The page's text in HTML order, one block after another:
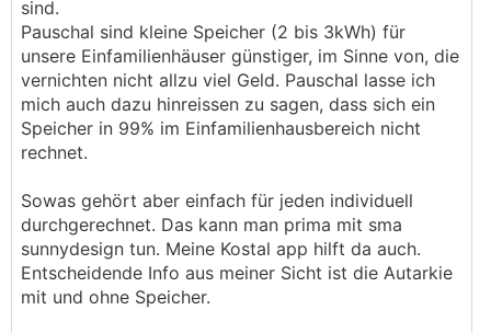
sind.
Pauschal sind kleine Speicher (2 bis 3kWh) für
unsere Einfamilienhäuser günstiger, im Sinne von, die
vernichten nicht allzu viel Geld. Pauschal lasse ich
mich auch dazu hinreissen zu sagen, dass sich ein
Speicher in 99% im Einfamilienhausbereich nicht
rechnet.
Sowas gehört aber einfach für jeden individuell
durchgerechnet. Das kann man prima mit sma
sunnydesign tun. Meine Kostal app hilft da auch.
Entscheidende Info aus meiner Sicht ist die Autarkie
mit und ohne Speicher.